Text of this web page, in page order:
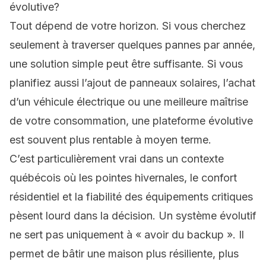
évolutive?
Tout dépend de votre horizon. Si vous cherchez
seulement à traverser quelques pannes par année,
une solution simple peut être suffisante. Si vous
planifiez aussi l’ajout de panneaux solaires, l’achat
d’un véhicule électrique ou une meilleure maîtrise
de votre consommation, une plateforme évolutive
est souvent plus rentable à moyen terme.
C’est particulièrement vrai dans un contexte
québécois où les pointes hivernales, le confort
résidentiel et la fiabilité des équipements critiques
pèsent lourd dans la décision. Un système évolutif
ne sert pas uniquement à « avoir du backup ». Il
permet de bâtir une maison plus résiliente, plus